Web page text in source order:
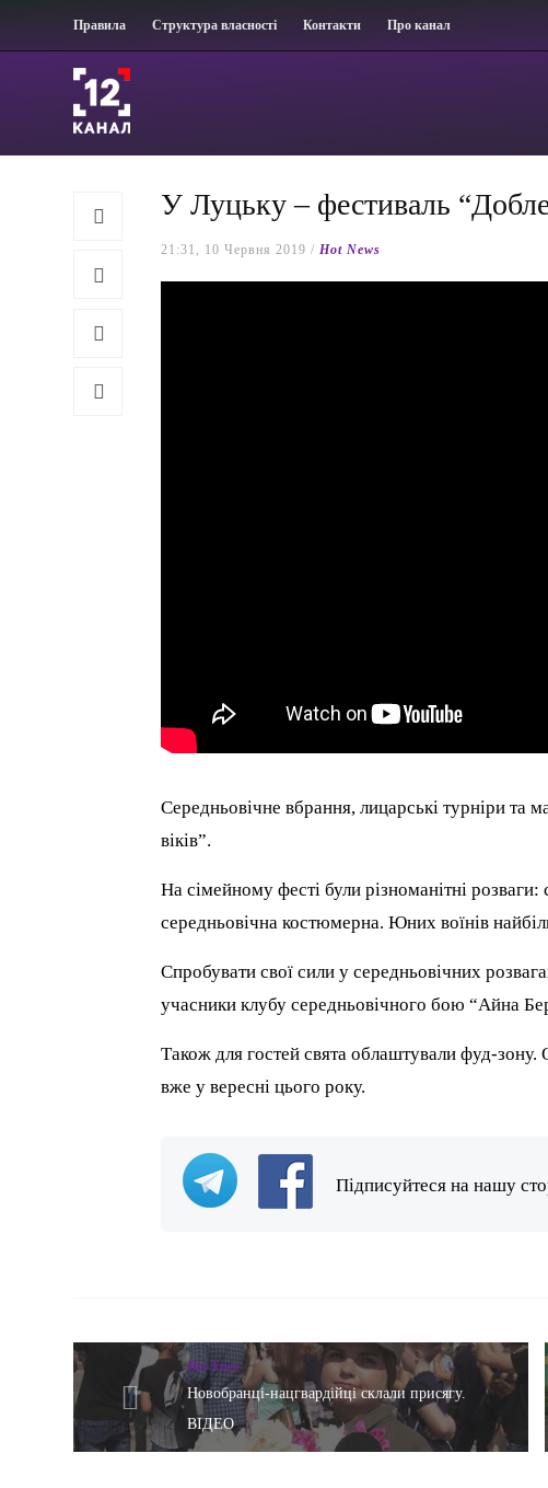
Правила Структура власності Контакти Про канал
У Луцьку – фестиваль
21:31, 10 Червня 2019 /Hot News
Середньовічне вбрання, лицарські турніри та
віків”.
На сімейному фесті були різноманітні
середньовічна костюмерна. Юних воїнів
Спробувати свої сили у середньовічних
учасники клубу середньовічного бою “Айна
Також для гостей свята облаштували фуд-зону.
вже у вересні цього року.
Підписуйтеся на нашу
Hot News
Новобранці-нацгвардійці склали присягу.
ВІДЕО